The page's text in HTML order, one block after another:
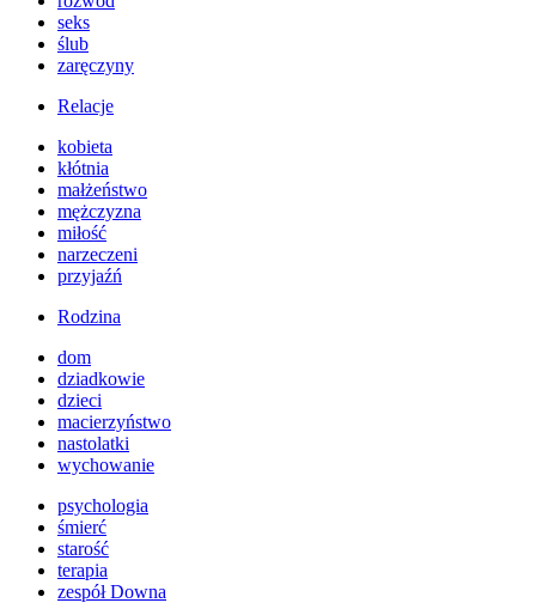
seks
ślub
zaręczyny
Relacje
kobieta
kłótnia
małżeństwo
mężczyzna
miłość
narzeczeni
przyjaźń
Rodzina
dom
dziadkowie
dzieci
macierzyństwo
nastolatki
wychowanie
psychologia
śmierć
starość
terapia
zespół Downa